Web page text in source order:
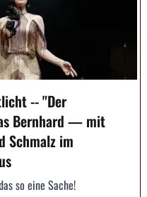
-- "Der
Bernhard — mit
Schmalz im
so eine Sache!